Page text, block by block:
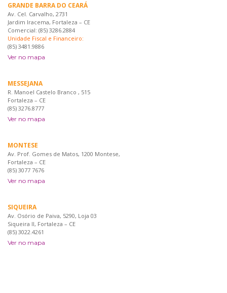
GRANDE BARRA DO CEARÁ
Av. Cel. Carvalho, 2731
Jardim Iracema, Fortaleza – CE
Comercial: (85) 3286.2884
Unidade Fiscal e Financeiro:
(85) 3481.9886
Ver no mapa
MESSEJANA
R. Manoel Castelo Branco , 515
Fortaleza – CE
(85) 3276.8777
Ver no mapa
MONTESE
Av. Prof. Gomes de Matos, 1200 Montese,
Fortaleza – CE
(85) 3077 7676
Ver no mapa
SIQUEIRA
Av. Osório de Paiva, 5290, Loja 03
Siqueira II, Fortaleza – CE
(85) 3022.4261
Ver no mapa